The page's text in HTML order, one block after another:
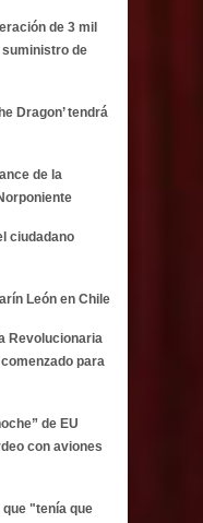
de 3 mil
de
Dragon’ tendrá
de la
ciudadano
León en Chile
Revolucionaria
para
de EU
con aviones
que "tenía que